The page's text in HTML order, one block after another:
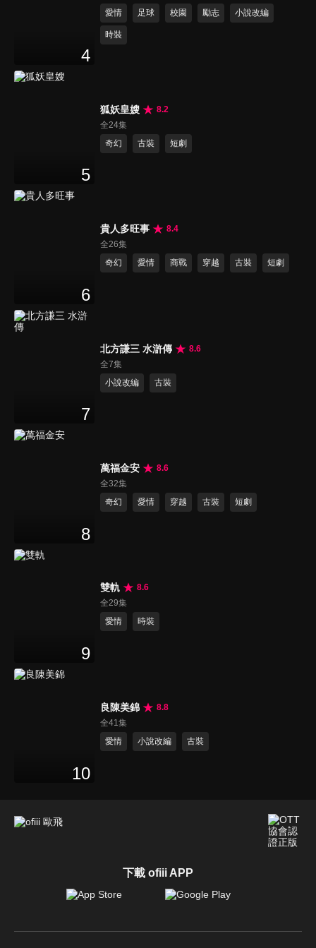
4
愛情
足球 校園 勵志 小說改編
時裝
5
狐妖皇嫂
8.2
全24集
奇幻
古裝 短劇
6
貴人多旺事
8.4
全26集
奇幻
愛情 商戰 穿越 古裝 短劇
7
北方謙三 水滸傳
8.6
全7集
小說改編
古裝
8
萬福金安
8.6
全32集
奇幻
愛情 穿越 古裝 短劇
9
雙軌
8.6
全29集
愛情
時裝
10
良陳美錦
8.8
全41集
愛情
小說改編 古裝
下載 ofiii APP